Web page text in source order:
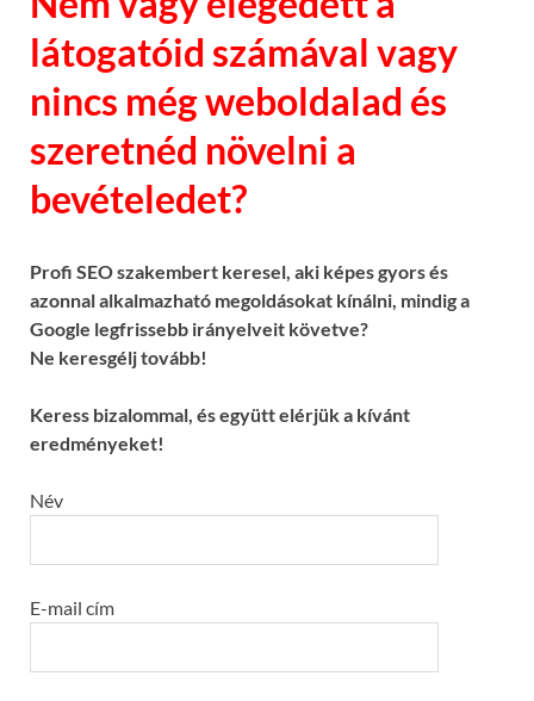
látogatóid számával vagy
nincs még weboldalad és
szeretnéd növelni a
bevételedet?
Profi SEO szakembert keresel, aki képes gyors és
azonnal alkalmazható megoldásokat kínálni, mindig a
Google legfrissebb irányelveit követve?
Ne keresgélj tovább!
Keress bizalommal, és együtt elérjük a kívánt
eredményeket!
Név
E-mail cím